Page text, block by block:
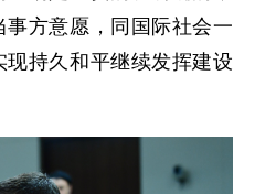
方意愿，同国际社会一
持久和平继续发挥建设